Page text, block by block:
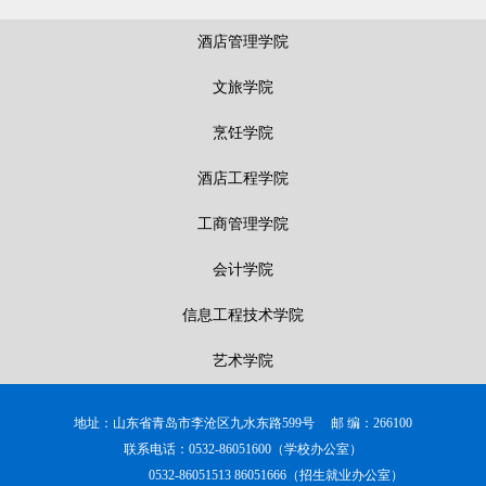
酒店管理学院
文旅学院
烹饪学院
酒店工程学院
工商管理学院
会计学院
信息工程技术学院
艺术学院
地址：山东省青岛市李沧区九水东路599号 邮 编：266100
联系电话：0532-86051600（学校办公室）
0532-86051513 86051666（招生就业办公室）